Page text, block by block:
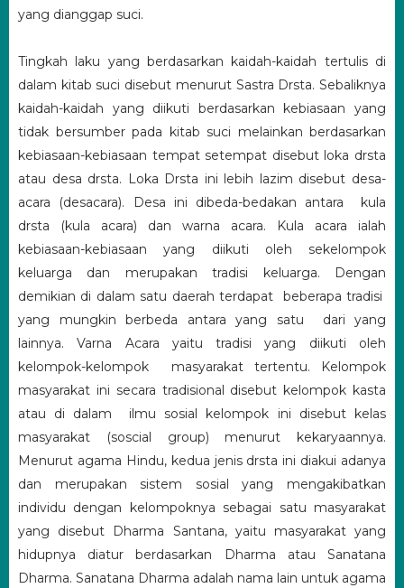
yang dianggap suci.
Tingkah laku yang berdasarkan kaidah-kaidah tertulis di
dalam kitab suci disebut menurut Sastra Drsta. Sebaliknya
kaidah-kaidah yang diikuti berdasarkan kebiasaan yang
tidak bersumber pada kitab suci melainkan berdasarkan
kebiasaan-kebiasaan tempat setempat disebut loka drsta
atau desa drsta. Loka Drsta ini lebih lazim disebut desa-
acara (desacara). Desa ini dibeda-bedakan antara kula
drsta (kula acara) dan warna acara. Kula acara ialah
kebiasaan-kebiasaan yang diikuti oleh sekelompok
keluarga dan merupakan tradisi keluarga. Dengan
demikian di dalam satu daerah terdapat beberapa tradisi
yang mungkin berbeda antara yang satu dari yang
lainnya. Varna Acara yaitu tradisi yang diikuti oleh
kelompok-kelompok masyarakat tertentu. Kelompok
masyarakat ini secara tradisional disebut kelompok kasta
atau di dalam ilmu sosial kelompok ini disebut kelas
masyarakat (soscial group) menurut kekaryaannya.
Menurut agama Hindu, kedua jenis drsta ini diakui adanya
dan merupakan sistem sosial yang mengakibatkan
individu dengan kelompoknya sebagai satu masyarakat
yang disebut Dharma Santana, yaitu masyarakat yang
hidupnya diatur berdasarkan Dharma atau Sanatana
Dharma. Sanatana Dharma adalah nama lain untuk agama